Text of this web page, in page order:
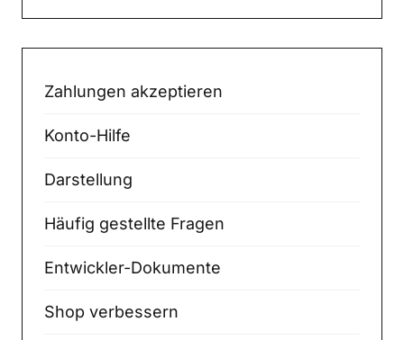
Zahlungen akzeptieren
Konto-Hilfe
Darstellung
Häufig gestellte Fragen
Entwickler-Dokumente
Shop verbessern